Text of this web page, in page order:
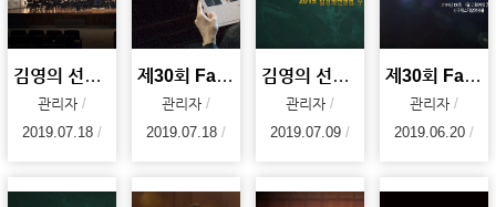
김영의 선생님 추모 음악회 (김영의, 음악으로 참 아름다운 세상을 꿈꾸다)
관리자
2019.07.18
제30회 Faculty Noon Concert
관리자
2019.07.18
김영의 선생님 추모 음악회 (김영의, 음악으로 참 아름다운 세상을 꿈꾸다)
관리자
2019.07.09
제30회 Faculty Noon Concert : 한낮의 탱고
관리자
2019.06.20